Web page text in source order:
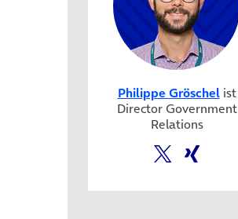
Philippe Gröschelist
Director Government
Relations